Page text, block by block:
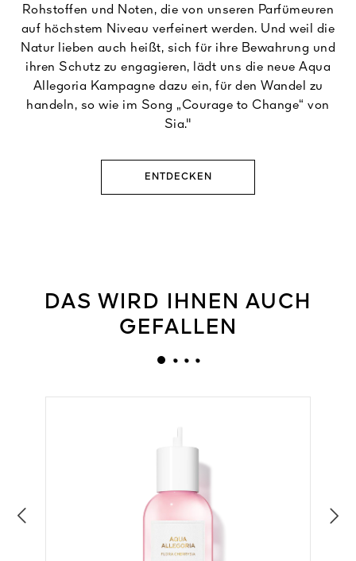
Rohstoffen und Noten, die von unseren Parfümeuren
auf höchstem Niveau verfeinert werden. Und weil die
Natur lieben auch heißt, sich für ihre Bewahrung und
ihren Schutz zu engagieren, lädt uns die neue Aqua
Allegoria Kampagne dazu ein, für den Wandel zu
handeln, so wie im Song „Courage to Change“ von
Sia."
ENTDECKEN
DAS WIRD IHNEN AUCH
GEFALLEN